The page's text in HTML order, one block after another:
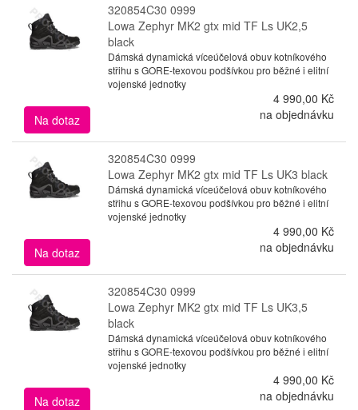
320854C30 0999
Lowa Zephyr MK2 gtx mid TF Ls UK2,5
black
Dámská dynamická víceúčelová obuv kotníkového
střihu s GORE-texovou podšívkou pro běžné i elitní
vojenské jednotky
4 990,00 Kč
Na dotaz
na objednávku
320854C30 0999
Lowa Zephyr MK2 gtx mid TF Ls UK3 black
Dámská dynamická víceúčelová obuv kotníkového
střihu s GORE-texovou podšívkou pro běžné i elitní
vojenské jednotky
4 990,00 Kč
Na dotaz
na objednávku
320854C30 0999
Lowa Zephyr MK2 gtx mid TF Ls UK3,5
black
Dámská dynamická víceúčelová obuv kotníkového
střihu s GORE-texovou podšívkou pro běžné i elitní
vojenské jednotky
4 990,00 Kč
Na dotaz
na objednávku